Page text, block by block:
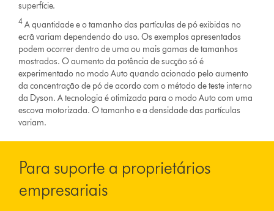
superfície.
4 A quantidade e o tamanho das partículas de pó exibidas no
ecrã variam dependendo do uso. Os exemplos apresentados
podem ocorrer dentro de uma ou mais gamas de tamanhos
mostrados. O aumento da potência de sucção só é
experimentado no modo Auto quando acionado pelo aumento
da concentração de pó de acordo com o método de teste interno
da Dyson. A tecnologia é otimizada para o modo Auto com uma
escova motorizada. O tamanho e a densidade das partículas
variam.
Para suporte a proprietários
empresariais